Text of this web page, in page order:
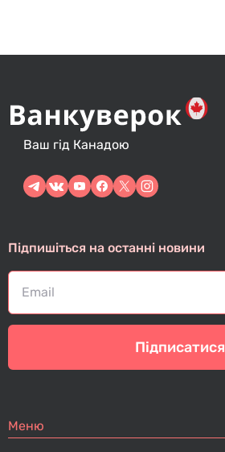
Ваш гід Канадою
Підпишіться на останні новини
Підписатися
Меню